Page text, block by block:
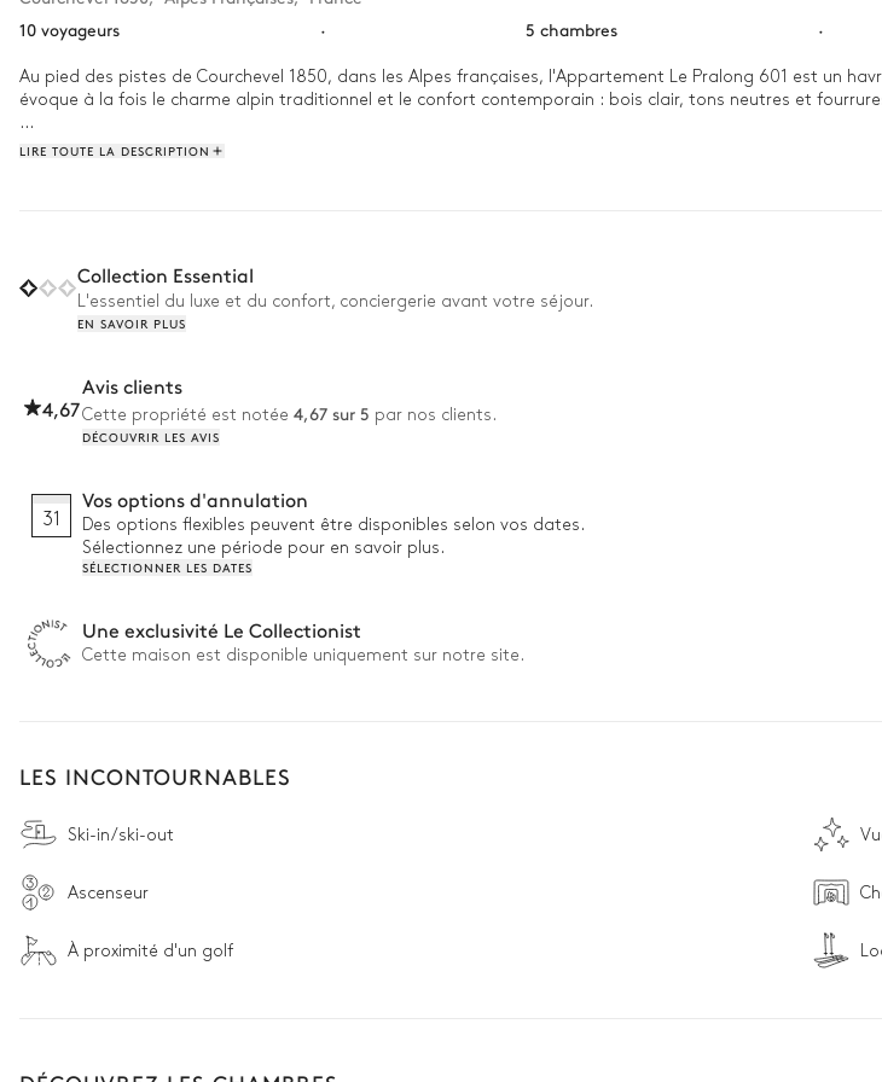
10 voyageurs
· 5 chambres ·
Au pied des pistes de Courchevel 1850, dans les Alpes françaises, l'Appartement Le Pralong 601 est un
évoque à la fois le charme alpin traditionnel et le confort contemporain : bois clair, tons neutres et
Avec un réveil au 6ème étage, découvrez l'impressionnante vue panoramique sur les montagnes,
LIRE TOUTE LA DESCRIPTION
Collection Essential
L'essentiel du luxe et du confort, conciergerie avant votre séjour.
EN SAVOIR PLUS
4,67
Avis clients
Cette propriété est notée 4,67 sur 5 par nos clients.
DÉCOUVRIR LES AVIS
31
Vos options d'annulation
Des options flexibles peuvent être disponibles selon vos dates.
Sélectionnez une période pour en savoir plus.
SÉLECTIONNER LES DATES
Une exclusivité Le Collectionist
Cette maison est disponible uniquement sur notre site.
LES INCONTOURNABLES
Ski-in/ski-out
Ascenseur
À proximité d'un golf